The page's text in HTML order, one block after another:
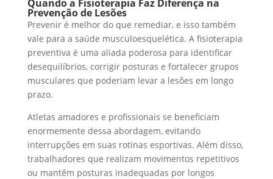
Quando a Fisioterapia Faz Diferença na
Prevenção de Lesões
Prevenir é melhor do que remediar, e isso também
vale para a saúde musculoesquelética. A fisioterapia
preventiva é uma aliada poderosa para identificar
desequilíbrios, corrigir posturas e fortalecer grupos
musculares que poderiam levar a lesões em longo
prazo.
Atletas amadores e profissionais se beneficiam
enormemente dessa abordagem, evitando
interrupções em suas rotinas esportivas. Além disso,
trabalhadores que realizam movimentos repetitivos
ou mantêm posturas inadequadas por longos